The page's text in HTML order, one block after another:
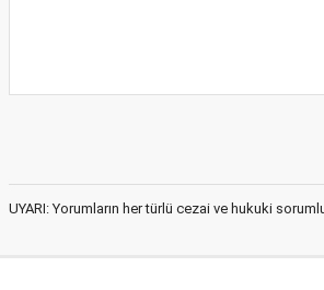
UYARI: Yorumların her türlü cezai ve hukuki